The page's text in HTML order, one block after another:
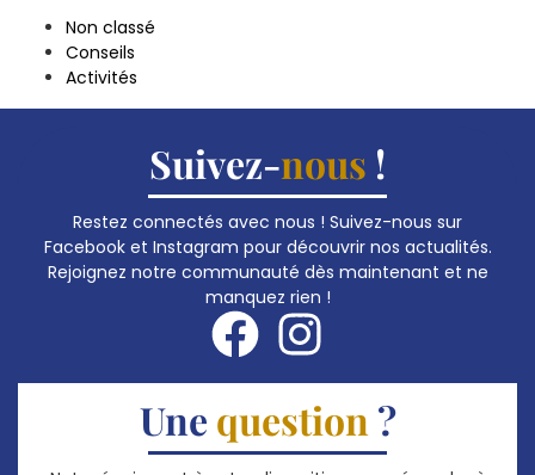
Non classé
Conseils
Activités
Suivez-nous !
Restez connectés avec nous ! Suivez-nous sur
Facebook et Instagram pour découvrir nos actualités.
Rejoignez notre communauté dès maintenant et ne
manquez rien !
Une question ?